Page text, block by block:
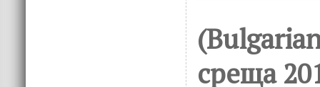
среща